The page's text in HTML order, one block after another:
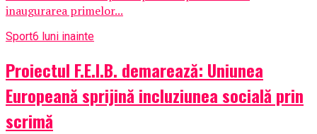
inaugurarea primelor...
Sport6 luni inainte
Proiectul F.E.I.B. demarează: Uniunea
Europeană sprijină incluziunea socială prin
scrimă